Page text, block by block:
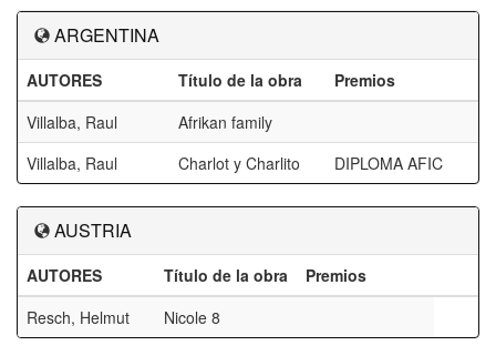
ARGENTINA
AUTORES Título de la obra
Premios
Villalba, Raul
Afrikan family
Villalba, Raul
Charlot y Charlito DIPLOMA AFIC
AUSTRIA
AUTORES Título de la obra
Premios
Resch, Helmut
Nicole 8